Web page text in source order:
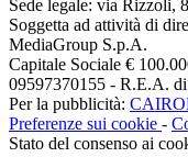
Sede legale: via Rizzoli,
Soggetta ad attività di
MediaGroup S.p.A.
Capitale Sociale €
09597370155 - R.E.A.
Per la pubblicità:
Preferenze sui cookie -
Stato del consenso ai